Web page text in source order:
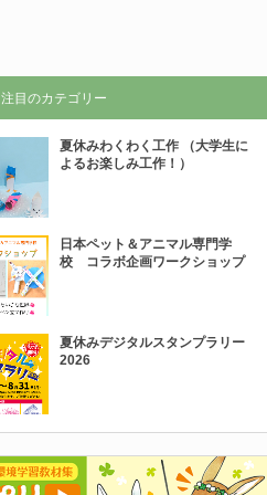
注目のカテゴリー
夏休みわくわく工作 （大学生に
よるお楽しみ工作！）
日本ペット＆アニマル専門学
校 コラボ企画ワークショップ
夏休みデジタルスタンプラリー
2026